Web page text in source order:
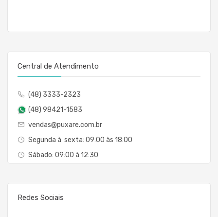
Central de Atendimento
(48) 3333-2323
(48) 98421-1583
vendas@puxare.com.br
Segunda à sexta: 09:00 às 18:00
Sábado: 09:00 à 12:30
Redes Sociais